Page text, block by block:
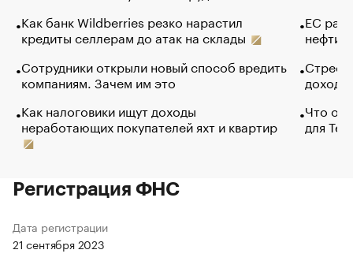
Как банк Wildberries резко нарастил
кредиты селлерам до атак на склады
Сотрудники открыли новый способ вредить
компаниям. Зачем им это
Как налоговики ищут доходы
неработающих покупателей яхт и квартир
ЕС
нефти
Что
для
Регистрация ФНС
Дата регистрации
21 сентября 2023